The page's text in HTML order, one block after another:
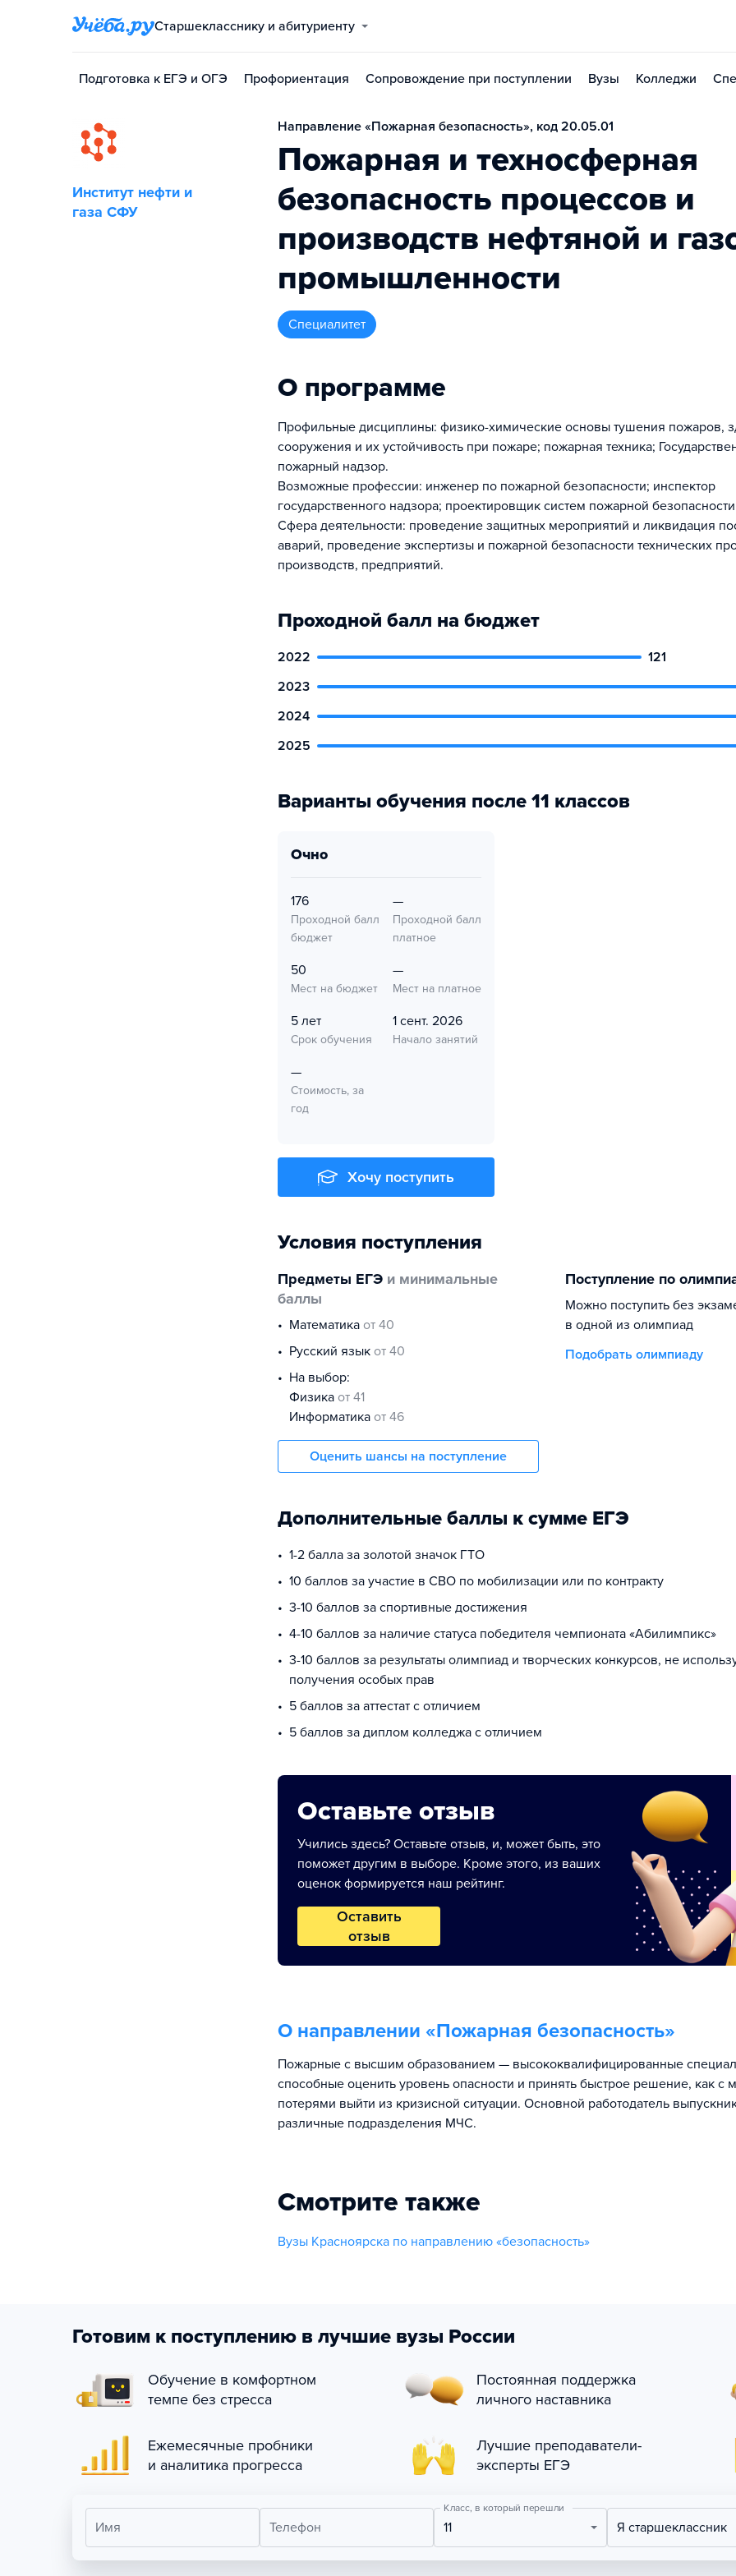
Старшекласснику и абитуриенту
Подготовка к ЕГЭ и ОГЭ Профориентация Сопровождение при поступлении Вузы Колледжи
Институт нефти и
газа СФУ
Направление «Пожарная безопасность», код 20.05.01
Пожарная и техносферная
безопасность процессов и
производств нефтяной и
промышленности
специалитет
О программе
Профильные дисциплины: физико-химические основы тушения пожаров,
сооружения и их устойчивость при пожаре; пожарная техника;
пожарный надзор.
Возможные профессии: инженер по пожарной безопасности; инспектор
государственного надзора; проектировщик систем пожарной
Сфера деятельности: проведение защитных мероприятий и ликвидация
аварий, проведение экспертизы и пожарной безопасности технических
производств, предприятий.
Проходной балл на бюджет
2022
121
2023
2024
2025
Варианты обучения после 11 классов
очно
176
Проходной балл
бюджет
—
Проходной балл
платное
50
Мест на бюджет
—
Мест на платное
5 лет
Срок обучения
1 сент. 2026
Начало занятий
—
Стоимость, за
год
Хочу поступить
Условия поступления
Предметы ЕГЭ и минимальные
баллы
математика от 40
русский язык от 40
На выбор:
физика от 41
информатика от 46
Оценить шансы на поступление
Поступление по
Можно поступить без
в одной из олимпиад
Подобрать олимпиаду
Дополнительные баллы к сумме ЕГЭ
1-2 балла за золотой значок ГТО
10 баллов за участие в СВО по мобилизации или по контракту
3-10 баллов за спортивные достижения
4-10 баллов за наличие статуса победителя чемпионата «Абилимпикс»
3-10 баллов за результаты олимпиад и творческих конкурсов, не
получения особых прав
5 баллов за аттестат с отличием
5 баллов за диплом колледжа с отличием
Оставьте отзыв
Учились здесь? Оставьте отзыв, и, может быть, это
поможет другим в выборе. Кроме этого, из ваших
оценок формируется наш рейтинг.
Оставить
отзыв
О направлении «Пожарная безопасность»
Пожарные с высшим образованием — высококвалифицированные
способные оценить уровень опасности и принять быстрое решение, как
потерями выйти из кризисной ситуации. Основной работодатель
различные подразделения МЧС.
Смотрите также
Вузы Красноярска по направлению «безопасность»
Готовим к поступлению в лучшие вузы России
Обучение в комфортном
темпе без стресса
Постоянная поддержка
личного наставника
Ежемесячные пробники
и аналитика прогресса
Лучшие преподаватели-
эксперты ЕГЭ
Имя Телефон
Класс, в который перешли
11 Я старшеклассник